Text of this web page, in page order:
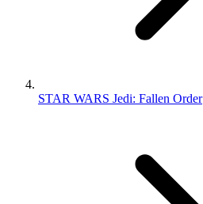
STAR WARS Jedi: Fallen Order